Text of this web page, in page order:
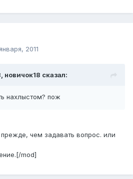
2011
новичок18 сказал:
нахлыстом? пож
чем задавать вопрос. или
mod]